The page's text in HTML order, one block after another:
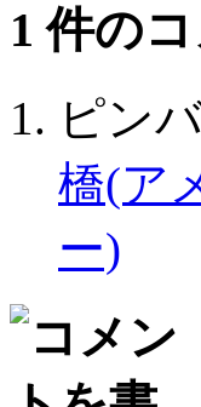
1 件の
ピン
橋(ア
ー)